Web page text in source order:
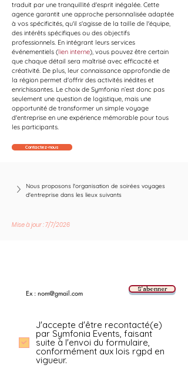
traduit par une tranquillité d'esprit inégalée. Cette
agence garantit une approche personnalisée adaptée
à vos spécificités, qu'il s'agisse de la taille de l'équipe,
des intérêts spécifiques ou des objectifs
professionnels. En intégrant leurs services
événementiels (lien interne), vous pouvez être certain
que chaque détail sera maîtrisé avec efficacité et
créativité. De plus, leur connaissance approfondie de
la région permet d'offrir des activités inédites et
enrichissantes. Le choix de Symfonia n’est donc pas
seulement une question de logistique, mais une
opportunité de transformer un simple voyage
d'entreprise en une expérience mémorable pour tous
les participants.
Contactez-nous
Nous proposons l'organisation de soirées voyages
d'entreprise dans les lieux suivants
Mise à jour : 7/7/2026
S'abonner
J'accepte d'être recontacté(e)
par Symfonia Events, faisant
suite à l'envoi du formulaire,
conformément aux lois rgpd en
vigueur.